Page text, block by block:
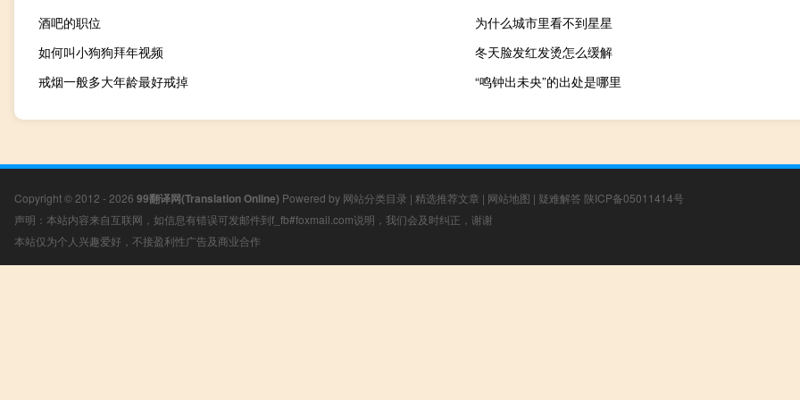
酒吧的职位
为什么城市里看不到星星
如何叫小狗狗拜年视频
冬天脸发红发烫怎么缓解
戒烟一般多大年龄最好戒掉
“鸣钟出未央”的出处是哪里
Copyright © 2012 - 2026 99翻译网(Translation Online) Powered by 网站分类目录 | 精选推荐文章 | 网站地图 | 疑难解答 陕ICP备05011414号
声明：本站内容来自互联网，如信息有错误可发邮件到f_fb#foxmail.com说明，我们会及时纠正，谢谢
本站仅为个人兴趣爱好，不接盈利性广告及商业合作